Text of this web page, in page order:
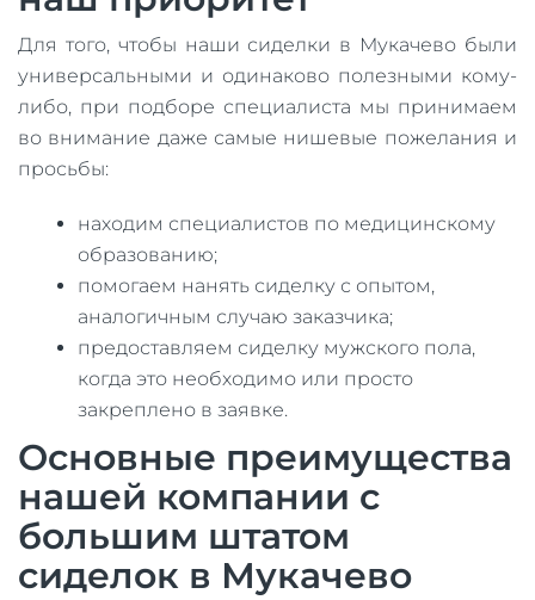
Для того, чтобы наши сиделки в Мукачево были
универсальными и одинаково полезными кому-
либо, при подборе специалиста мы принимаем
во внимание даже самые нишевые пожелания и
просьбы:
находим специалистов по медицинскому
образованию;
помогаем нанять сиделку с опытом,
аналогичным случаю заказчика;
предоставляем сиделку мужского пола,
когда это необходимо или просто
закреплено в заявке.
Основные преимущества
нашей компании с
большим штатом
сиделок в Мукачево